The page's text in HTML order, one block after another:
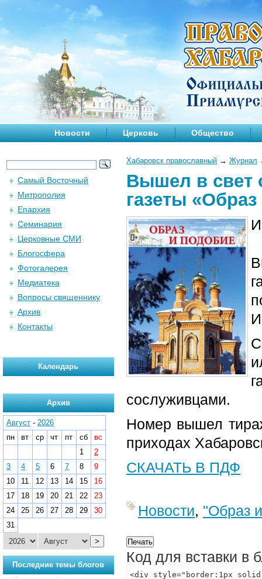
Новости Церковь Общество
Хабаровск православный → Журнал
Вышел в свет
газеты
сослуживцами.
Номер вышел
приходах
СКАЧАТЬ В ПДФ
Новости, "Образ
Код для вставки в
Самый Восточный
Митрополия
Епархия
Семинария
Церковные СМИ
Блогосфера
Фотогалерея
Медиатека
Вопросы священнику
Архив
Контакты
Календарь
Архив
Август - 2026
пн
вт ср чт пт сб
вс
1
2
3
4 5 6 7 8
9
10
11 12 13 14 15
16
17
18 19 20 21 22
23
24
25 26 27 28 29
30
31
>
Последние темы блогов